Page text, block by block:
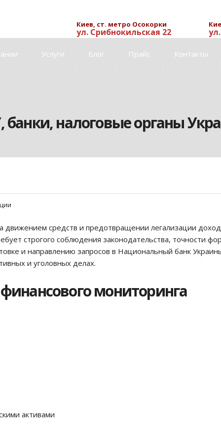
Киев, ст. метро Осокорки
ул. Срибнокильская 22
Услуги Блог Прайс Контакты
налоговые органы
движением средств и предотвращении легализации
строгого соблюдения законодательства, точности
и направлению запросов в Национальный банк
и уголовных делах.
мониторинга
активами